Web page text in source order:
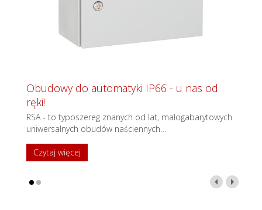
Obudowy do automatyki IP66 - u nas od
ręki!
RSA - to typoszereg znanych od lat, małogabarytowych
uniwersalnych obudów naściennych…
Czytaj więcej